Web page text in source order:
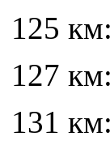
125
127
131